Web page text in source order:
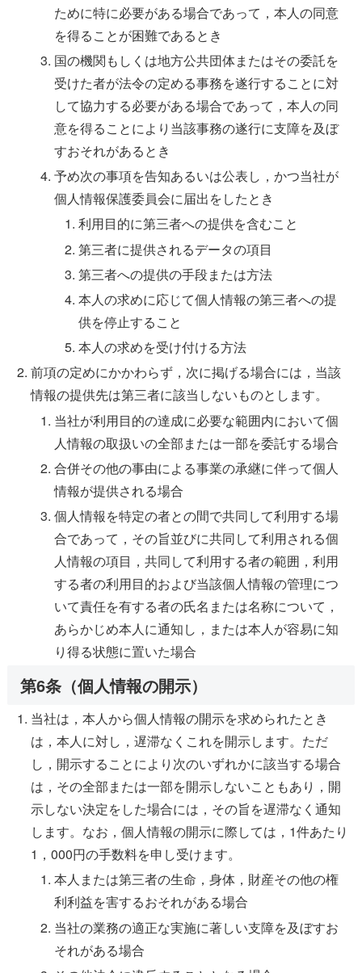
ために特に必要がある場合であって，本人の同意
を得ることが困難であるとき
国の機関もしくは地方公共団体またはその委託を
受けた者が法令の定める事務を遂行することに対
して協力する必要がある場合であって，本人の同
意を得ることにより当該事務の遂行に支障を及ぼ
すおそれがあるとき
予め次の事項を告知あるいは公表し，かつ当社が
個人情報保護委員会に届出をしたとき
利用目的に第三者への提供を含むこと
第三者に提供されるデータの項目
第三者への提供の手段または方法
本人の求めに応じて個人情報の第三者への提
供を停止すること
本人の求めを受け付ける方法
前項の定めにかかわらず，次に掲げる場合には，当該
情報の提供先は第三者に該当しないものとします。
当社が利用目的の達成に必要な範囲内において個
人情報の取扱いの全部または一部を委託する場合
合併その他の事由による事業の承継に伴って個人
情報が提供される場合
個人情報を特定の者との間で共同して利用する場
合であって，その旨並びに共同して利用される個
人情報の項目，共同して利用する者の範囲，利用
する者の利用目的および当該個人情報の管理につ
いて責任を有する者の氏名または名称について，
あらかじめ本人に通知し，または本人が容易に知
り得る状態に置いた場合
第6条（個人情報の開示）
当社は，本人から個人情報の開示を求められたとき
は，本人に対し，遅滞なくこれを開示します。ただ
し，開示することにより次のいずれかに該当する場合
は，その全部または一部を開示しないこともあり，開
示しない決定をした場合には，その旨を遅滞なく通知
します。なお，個人情報の開示に際しては，1件あたり
1，000円の手数料を申し受けます。
本人または第三者の生命，身体，財産その他の権
利利益を害するおそれがある場合
当社の業務の適正な実施に著しい支障を及ぼすお
それがある場合